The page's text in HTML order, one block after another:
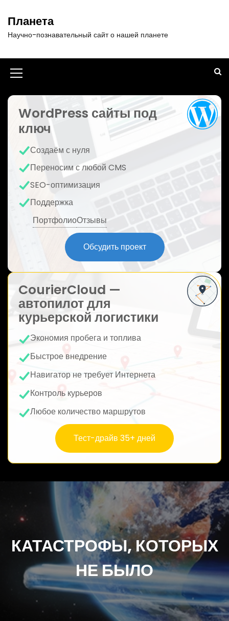
т
Планета
Научно-познавательный сайт о нашей планете
И
к
о
н
к
а
м
WordPress сайты под
ключ
Создаём с нуля
Переносим с любой CMS
SEO-оптимизация
Поддержка
ПортфолиоОтзывы
Обсудить проект
CourierCloud —
автопилот для
курьерской логистики
Экономия пробега и топлива
Быстрое внедрение
Навигатор не требует Интернета
Контроль курьеров
Любое количество маршрутов
Тест-драйв 35+ дней
КАТАСТРОФЫ, КОТОРЫХ
НЕ БЫЛО